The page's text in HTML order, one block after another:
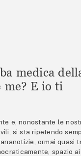
medica
me? E io ti
e, nonostante le
si sta ripetendo
ormai quasi
spazio